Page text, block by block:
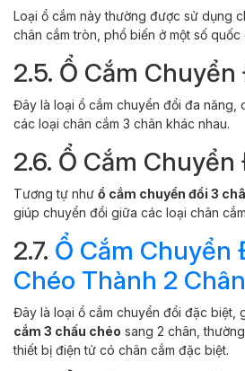
Loại ổ cắm này thường được sử dụng
chân cắm tròn, phổ biến ở một số quốc
2.5. Ổ Cắm
Đây là loại ổ cắm chuyển đổi đa năng,
các loại chân cắm 3 chân khác nhau.
2.6. Ổ Cắm
Tương tự như ổ cắm chuyển đổi 3
giúp chuyển đổi giữa các loại chân
2.7. Ổ Cắm Chuyển
Chéo Thành 2 Chân
Đây là loại ổ cắm chuyển đổi đặc biệt,
cắm 3 chấu chéo sang 2 chân,
thiết bị điện tử có chân cắm đặc biệt.